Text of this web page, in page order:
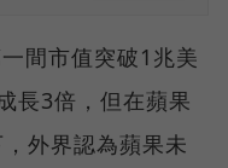
間市值突破1兆美
長3倍，但在蘋果
外界認為蘋果未